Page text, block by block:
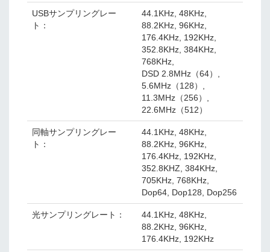
USBサンプリングレー
ト：
44.1KHz, 48KHz,
88.2KHz, 96KHz,
176.4KHz, 192KHz,
352.8KHz, 384KHz,
768KHz,
DSD 2.8MHz（64）,
5.6MHz（128）,
11.3MHz（256）,
22.6MHz（512）
同軸サンプリングレー
ト：
44.1KHz, 48KHz,
88.2KHz, 96KHz,
176.4KHz, 192KHz,
352.8KHZ, 384KHz,
705KHz, 768KHz,
Dop64, Dop128, Dop256
光サンプリングレート：
44.1KHz, 48KHz,
88.2KHz, 96KHz,
176.4KHz, 192KHz